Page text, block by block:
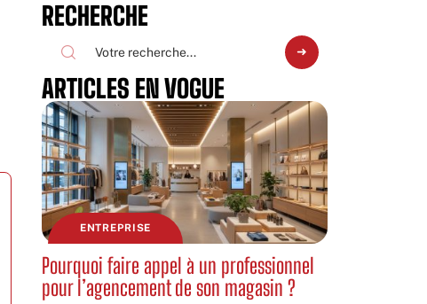
RECHERCHE
ARTICLES EN VOGUE
ENTREPRISE
Pourquoi faire appel à un professionnel
pour l’agencement de son magasin ?